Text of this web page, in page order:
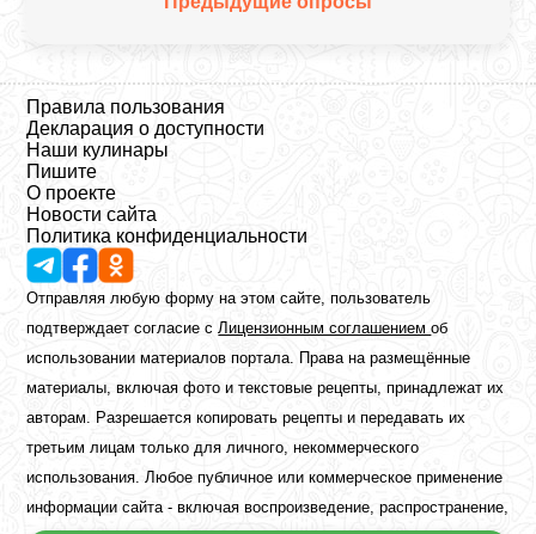
Правила пользования
Декларация о доступности
Наши кулинары
Пишите
О проекте
Новости сайта
Политика конфиденциальности
Отправляя любую форму на этом сайте, пользователь
подтверждает согласие сЛицензионным соглашениемоб
использовании материалов портала. Права на размещённые
материалы, включая фото и текстовые рецепты, принадлежат их
авторам. Разрешается копировать рецепты и передавать их
третьим лицам только для личного, некоммерческого
использования. Любое публичное или коммерческое применение
информации сайта - включая воспроизведение, распространение,